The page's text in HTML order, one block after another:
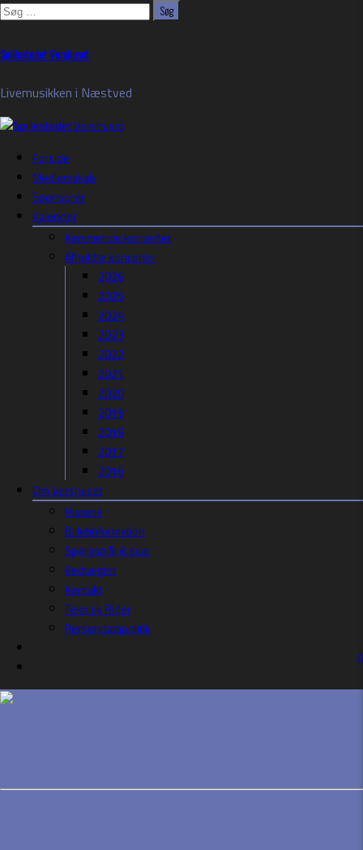
Søg
Skip
to
content
Spillestedet Vershuset
Livemusikken i Næstved
Forside
Medlemskab
Sponsorer
Kalender
Kommende koncerter
Afholdte koncerter
2026
2025
2024
2023
2022
2021
2020
2019
2018
2017
2016
Om Vershuset
Historie
Billetinformation
Spørgsmål & svar
Vedtægter
Kontakt
Teknisk Rider
Persondatapolitik
0